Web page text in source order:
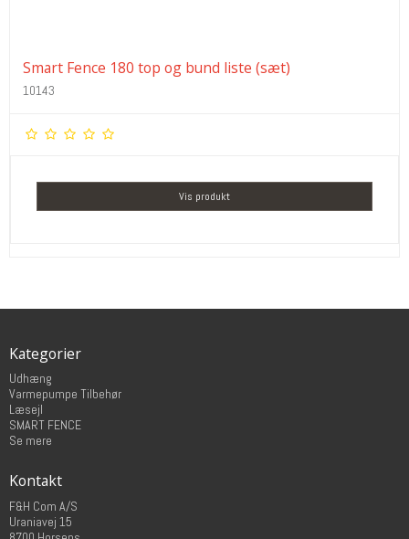
Smart Fence 180 top og bund liste (sæt)
10143
Vis produkt
Kategorier
Udhæng
Varmepumpe Tilbehør
Læsejl
SMART FENCE
Se mere
Kontakt
F&H Com A/S
Uraniavej 15